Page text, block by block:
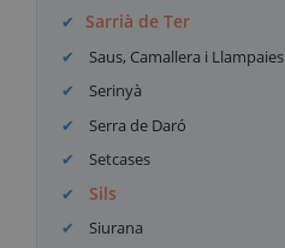
Sarrià de Ter
Saus, Camallera i Llampaies
Serinyà
Serra de Daró
Setcases
Sils
Siurana